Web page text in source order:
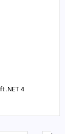
.NET 4